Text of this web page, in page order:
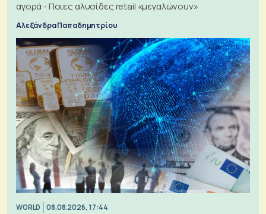
αγορά - Ποιες αλυσίδες retail «μεγαλώνουν»
Αλεξάνδρα Παπαδημητρίου
WORLD 08.08.2026, 17:44